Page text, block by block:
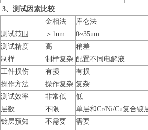
3、测试因素比较
金相法
库仑法
测试范围
＞1um 0~35um
测试精度
高 稍差
制样
制样复杂 配置不同电解液
工件损伤
有损 有损
操作方法
操作复杂 复杂
测试效率
非常低 低
层数
不限 单层和Cr/Ni/Cu复合镀
镀层预知
不需要 需要